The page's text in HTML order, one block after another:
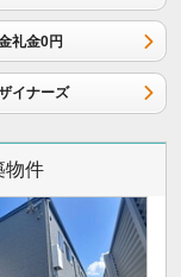
礼金0円
イナーズ
物件